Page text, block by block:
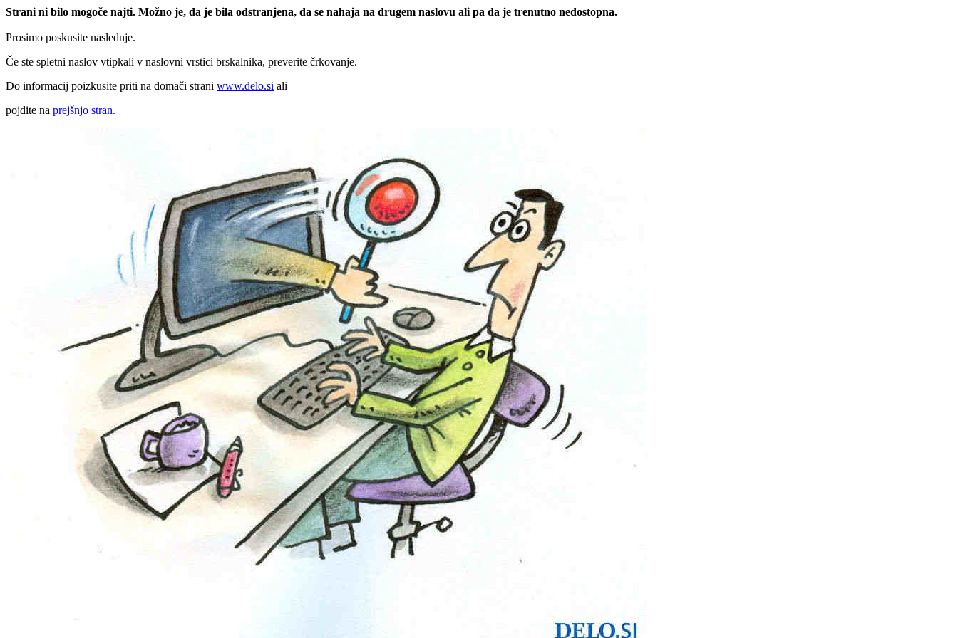
Strani ni bilo mogoče najti. Možno je, da je bila odstranjena, da se nahaja na drugem naslovu ali pa da je trenutno nedostopna.
Prosimo poskusite naslednje.
Če ste spletni naslov vtipkali v naslovni vrstici brskalnika, preverite črkovanje.
Do informacij poizkusite priti na domači strani www.delo.si ali
pojdite na prejšnjo stran.